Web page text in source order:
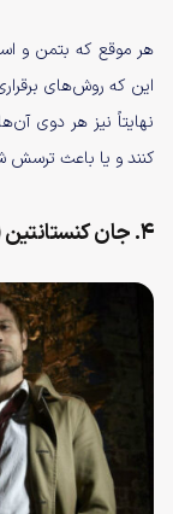
هر موقع که بتمن و
این که روش‌های
نهایتاً نیز هر دوی
کنند و یا باعث ترسش
۴. جان کنستانتین (John Constantine)